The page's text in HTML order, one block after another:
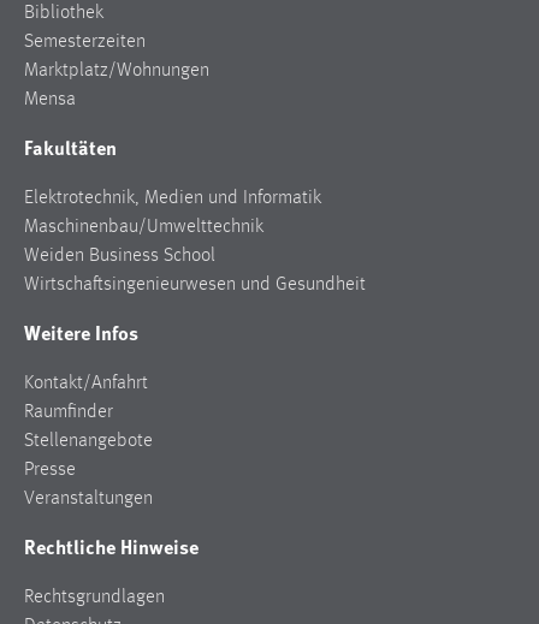
Bibliothek
Semesterzeiten
Marktplatz/Wohnungen
Mensa
Fakultäten
Elektrotechnik, Medien und Informatik
Maschinenbau/Umwelttechnik
Weiden Business School
Wirtschaftsingenieurwesen und Gesundheit
Weitere Infos
Kontakt/Anfahrt
Raumfinder
Stellenangebote
Presse
Veranstaltungen
Rechtliche Hinweise
Rechtsgrundlagen
_pk_ref, _pk_cvar, _pk_id, _pk_ses
Zweck:
Zugriffsstatistik
Max. 13 Monate
MARKETING
Marketing Cookies werden von Drittanbietern
Sie tun dies, indem sie Besucher über Websites
hinweg verfolgen.
Google Ads
_gcl_au
Anbieter: